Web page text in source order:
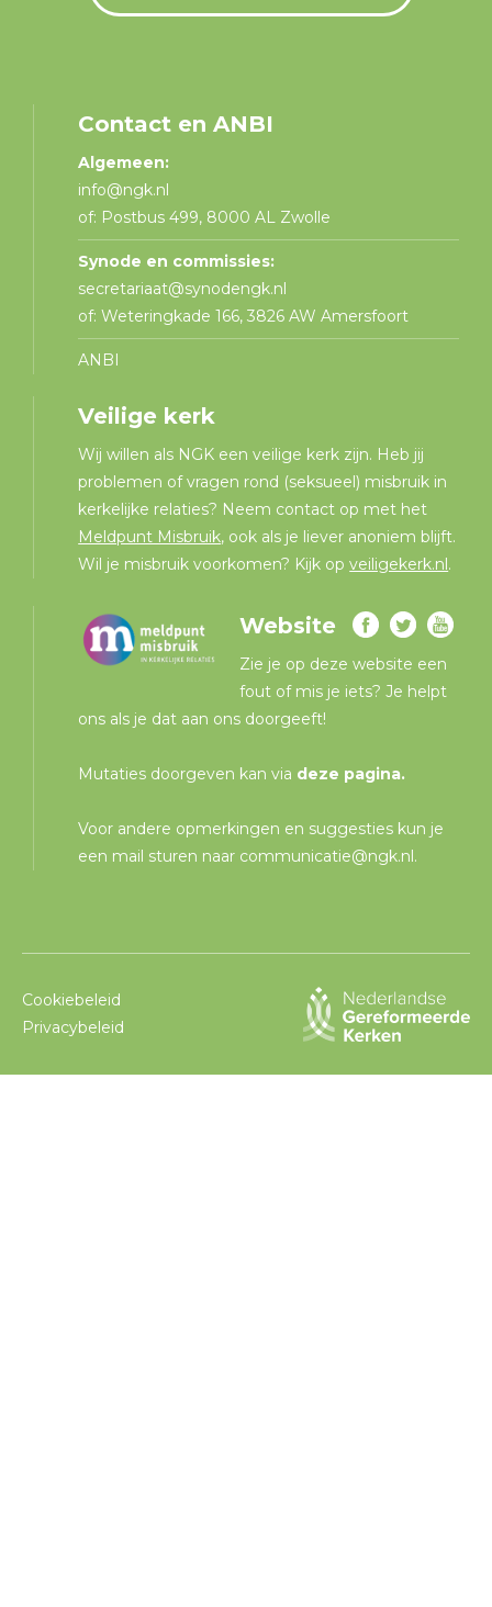
Contact en ANBI
Algemeen:
info@ngk.nl
of: Postbus 499, 8000 AL Zwolle
Synode en commissies:
secretariaat@synodengk.nl
of: Weteringkade 166, 3826 AW Amersfoort
ANBI
Veilige kerk
Wij willen als NGK een veilige kerk zijn. Heb jij
problemen of vragen rond (seksueel) misbruik in
kerkelijke relaties? Neem contact op met het
Meldpunt Misbruik, ook als je liever anoniem blijft.
Wil je misbruik voorkomen? Kijk opveiligekerk.nl.
Website
Zie je op deze website een
fout of mis je iets? Je helpt
ons als je dat aan ons doorgeeft!
Mutaties doorgeven kan via deze pagina.
Voor andere opmerkingen en suggesties kun je
een mail sturen naar communicatie@ngk.nl.
Cookiebeleid
Privacybeleid